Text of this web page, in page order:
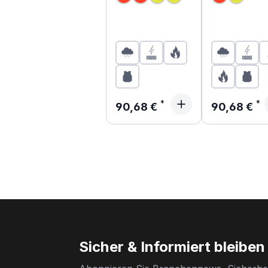
Regulärer Preis:
90,68 € Regulärer
90,68 €
Sicher & Informiert bleiben